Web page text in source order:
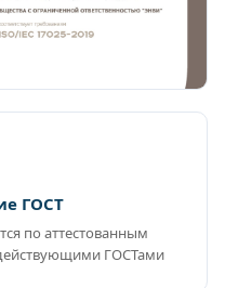
ГОСТ
по аттестованным
ГОСТами